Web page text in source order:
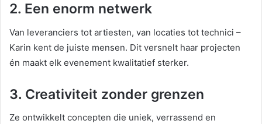
2. Een enorm netwerk
Van leveranciers tot artiesten, van locaties tot technici –
Karin kent de juiste mensen. Dit versnelt haar projecten
én maakt elk evenement kwalitatief sterker.
3. Creativiteit zonder grenzen
Ze ontwikkelt concepten die uniek, verrassend en